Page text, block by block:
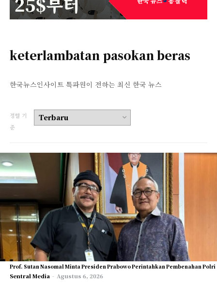
keterlambatan pasokan beras
한국뉴스인사이트 특파원이 전하는 최신 한국 뉴스
정렬 기
준
Prof. Sutan Nasomal Minta Presiden Prabowo Perintahkan Pembenahan Polri
Sentral Media - Agustus 6, 2026